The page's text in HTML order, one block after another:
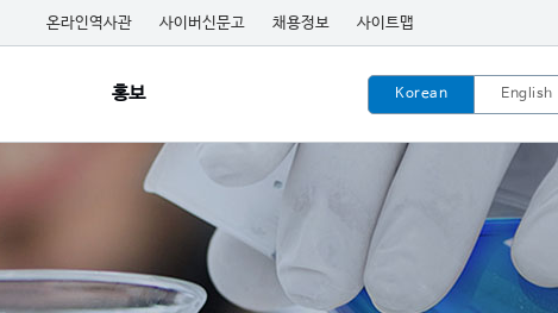
온라인역사관 사이버신문고 채용정보 사이트맵
홍보 Korean English